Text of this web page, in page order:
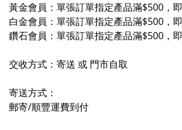
黃金會員：單張訂單指定產品滿$500，
白金會員：單張訂單指定產品滿$500，
鑽石會員：單張訂單指定產品滿$500，
交收方式：寄送 或 門市自取
寄送方式：
郵寄/順豐運費到付